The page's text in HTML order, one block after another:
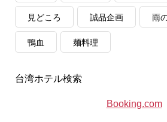
見どころ 誠品企画 雨
鴨血 麺料理
台湾ホテル検索
Booking.com